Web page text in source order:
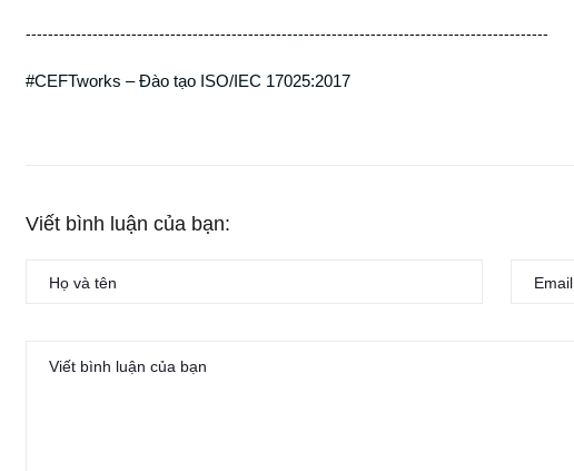
----------------------------------------------------------------------------------------------
#CEFTworks – Đào tạo ISO/IEC 17025:2017
Viết bình luận của bạn: